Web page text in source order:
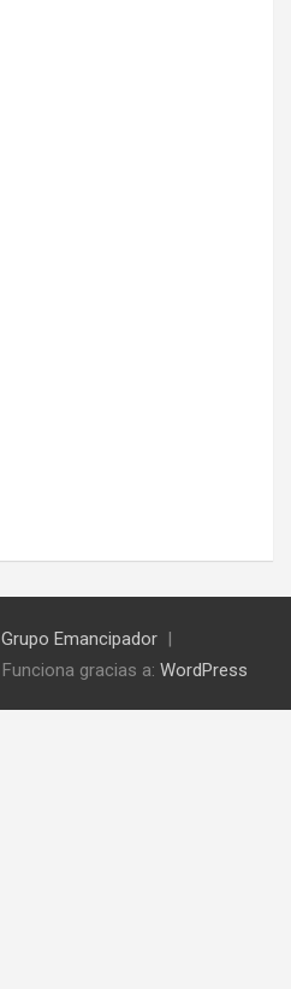
Grupo Emancipador
Funciona gracias a: WordPress